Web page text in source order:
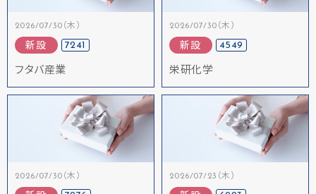
2026/07/30（木）
新設 7241
フタバ産業
2026/07/30（木）
新設 4549
栄研化学
2026/07/30（木） 2026/07/23（木）